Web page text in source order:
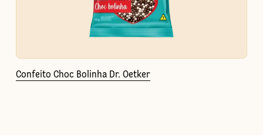
Confeito Choc Bolinha Dr. Oetker